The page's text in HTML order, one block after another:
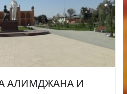
АЛИМДЖАНА И